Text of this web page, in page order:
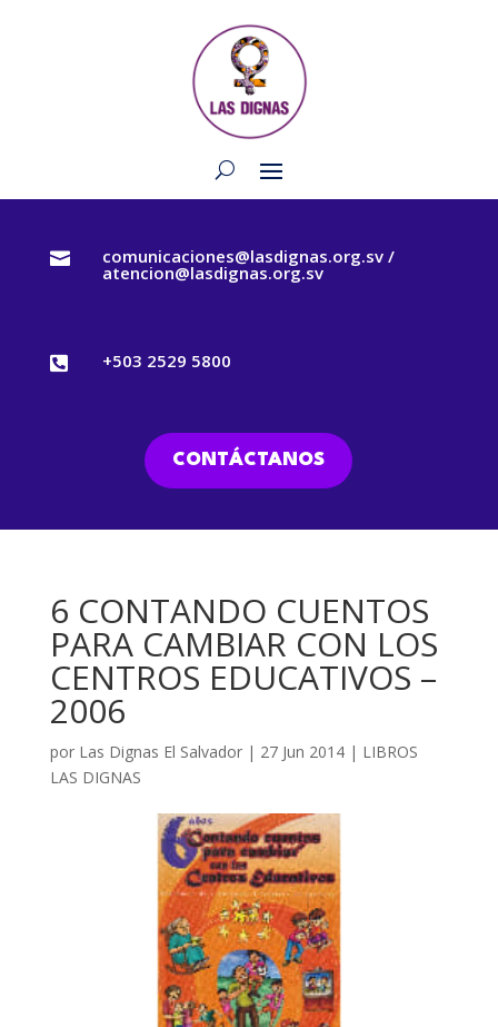
 comunicaciones@lasdignas.org.sv /
atencion@lasdignas.org.sv
 +503 2529 5800
CONTÁCTANOS
6 CONTANDO CUENTOS
PARA CAMBIAR CON LOS
CENTROS EDUCATIVOS –
2006
por Las Dignas El Salvador| 27 Jun 2014| LIBROS
LAS DIGNAS